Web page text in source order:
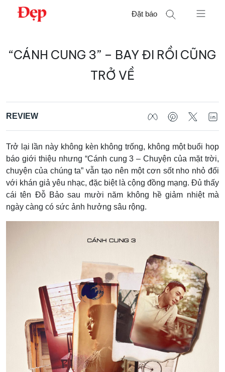
Chuyển
Đặt báo
kiếm
“CÁNH CUNG 3” – BAY ĐI RỒI CŨNG
TRỞ VỀ
REVIEW
Trở lại lần này không kèn không trống, không một buổi họp
báo giới thiệu nhưng “Cánh cung 3 – Chuyện của mặt trời,
chuyện của chúng ta” vẫn tạo nên một cơn sốt nho nhỏ đối
với khán giả yêu nhạc, đặc biệt là cộng đồng mạng. Đủ thấy
cái tên Đỗ Bảo sau mười năm không hề giảm nhiệt mà
ngày càng có sức ảnh hưởng sâu rộng.